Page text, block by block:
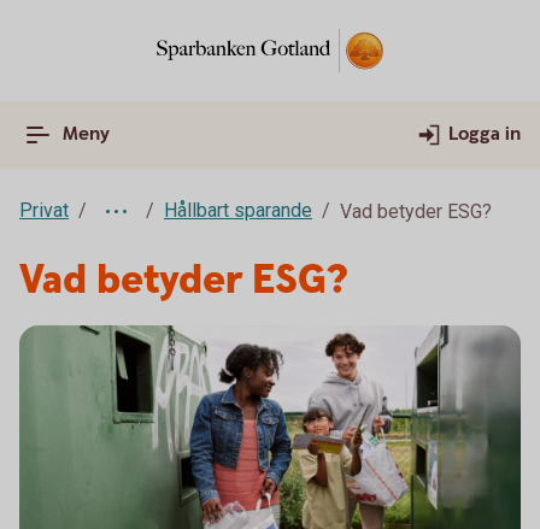
Meny Logga in
Privat Hållbart sparande Vad betyder ESG?
Vad betyder ESG?